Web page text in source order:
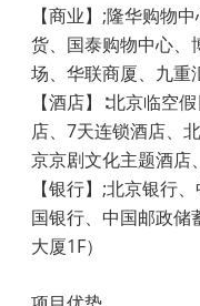
【商业】 ;隆华购物
货、国泰购物中心、
场、华联商厦、九重
【酒店】∶北京临空
店、 7天连锁酒店、
京京剧文化主题酒店
【银行】 ;北京银行
国银行、中国邮政储
大厦1F）